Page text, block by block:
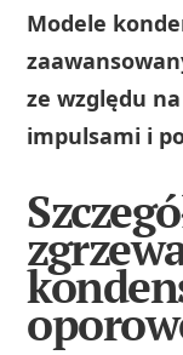
Modele
ze względu
impulsami i